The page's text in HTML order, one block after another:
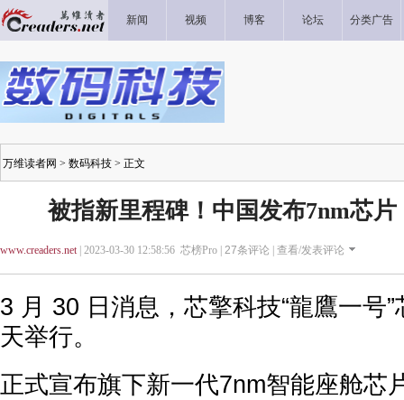
新闻 视频 博客 论坛 分类广告
万维读者网 > 数码科技 > 正文
被指新里程碑！中国发布7nm芯
www.creaders.net| 2023-03-30 12:58:56 芯榜Pro | 27条评论 | 查看/发表评论
3 月 30 日消息，芯擎科技“龍鷹一号
天举行。
正式宣布旗下新一代7nm智能座舱芯